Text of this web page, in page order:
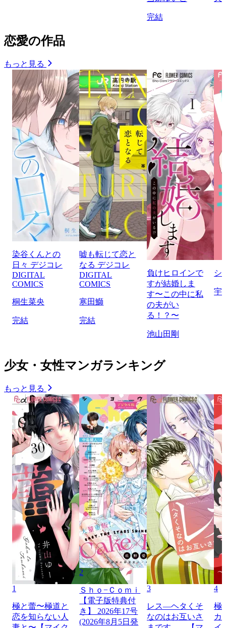
完結
恋愛の作品
もっと見る
染谷くんとの
日々 デジコレ
DIGITAL
COMICS
桐生菜央
完結
嘘も転じて恋と
なる デジコレ
DIGITAL
COMICS
寒田鰤
完結
負けヒロインで
すが結婚しま
す〜この中に私
の夫がい
る！？〜
池山田剛
シ
宇
少女・女性マンガランキング
もっと見る
1
極と蕾〜極道と
恋を知らない人
2
Ｓｈｏ−Ｃｏｍｉ
【電子版特典付
き】 2026年17号
(2026年8月5日発
3
レス―ヘタくそ
なのはお互いさ
4
極
カ